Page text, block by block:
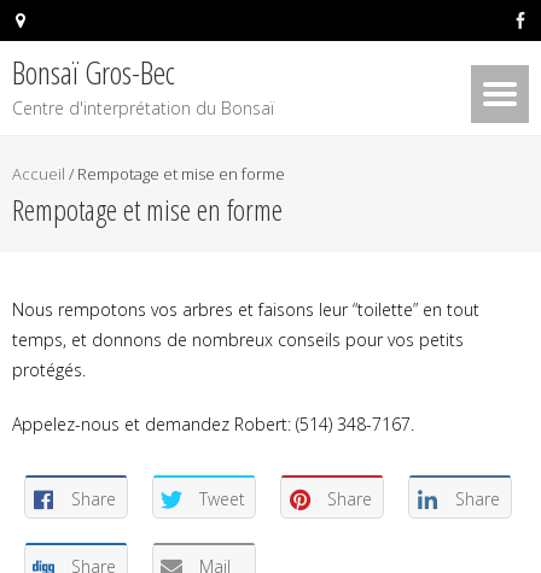
Bonsaï Gros-Bec
Centre d'interprétation du Bonsaï
Accueil / Rempotage et mise en forme
Rempotage et mise en forme
Nous rempotons vos arbres et faisons leur “toilette” en tout
temps, et donnons de nombreux conseils pour vos petits
protégés.
Appelez-nous et demandez Robert: (514) 348-7167.
Share Tweet Share Share
Share Mail